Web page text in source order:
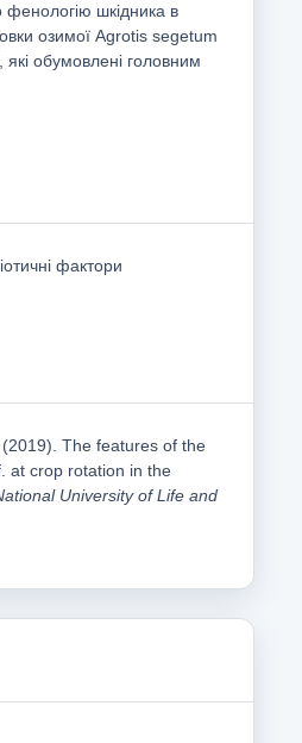
шкідника в
озимої Agrotis segetum
які обумовлені головним
фактори
The features of the
at crop rotation in the
University of Life and